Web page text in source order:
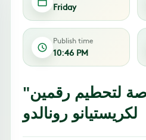
Friday
Publish time
10:46 PM
"بنزيمة" أمام فرصة لتحطيم رقمين
لكريستيانو رونالدو